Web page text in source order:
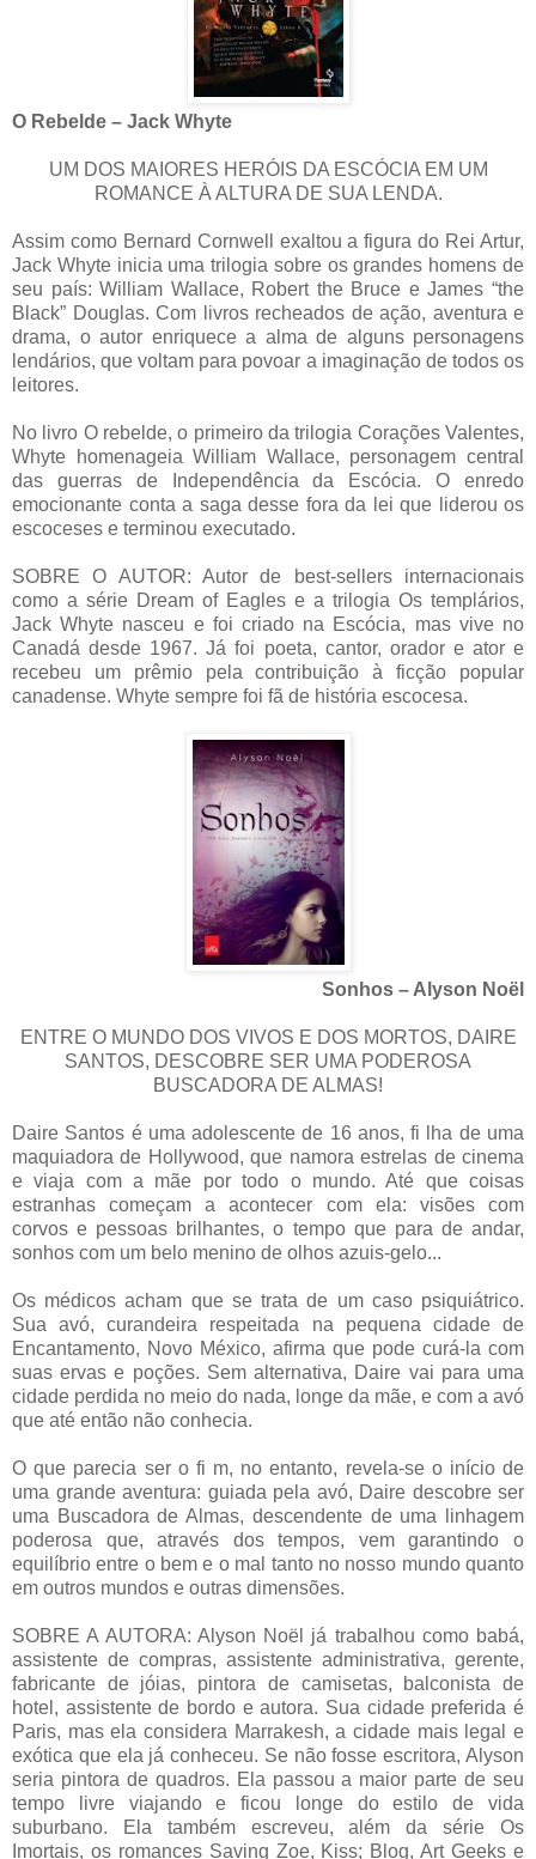
O Rebelde – Jack Whyte
UM DOS MAIORES HERÓIS DA ESCÓCIA EM UM
ROMANCE À ALTURA DE SUA LENDA.
Assim como Bernard Cornwell exaltou a figura do Rei Artur,
Jack Whyte inicia uma trilogia sobre os grandes homens de
seu país: William Wallace, Robert the Bruce e James “the
Black” Douglas. Com livros recheados de ação, aventura e
drama, o autor enriquece a alma de alguns personagens
lendários, que voltam para povoar a imaginação de todos os
leitores.
No livro O rebelde, o primeiro da trilogia Corações Valentes,
Whyte homenageia William Wallace, personagem central
das guerras de Independência da Escócia. O enredo
emocionante conta a saga desse fora da lei que liderou os
escoceses e terminou executado.
SOBRE O AUTOR: Autor de best-sellers internacionais
como a série Dream of Eagles e a trilogia Os templários,
Jack Whyte nasceu e foi criado na Escócia, mas vive no
Canadá desde 1967. Já foi poeta, cantor, orador e ator e
recebeu um prêmio pela contribuição à ficção popular
canadense. Whyte sempre foi fã de história escocesa.
Sonhos – Alyson Noël
ENTRE O MUNDO DOS VIVOS E DOS MORTOS, DAIRE
SANTOS, DESCOBRE SER UMA PODEROSA
BUSCADORA DE ALMAS!
Daire Santos é uma adolescente de 16 anos, fi lha de uma
maquiadora de Hollywood, que namora estrelas de cinema
e viaja com a mãe por todo o mundo. Até que coisas
estranhas começam a acontecer com ela: visões com
corvos e pessoas brilhantes, o tempo que para de andar,
sonhos com um belo menino de olhos azuis-gelo...
Os médicos acham que se trata de um caso psiquiátrico.
Sua avó, curandeira respeitada na pequena cidade de
Encantamento, Novo México, afirma que pode curá-la com
suas ervas e poções. Sem alternativa, Daire vai para uma
cidade perdida no meio do nada, longe da mãe, e com a avó
que até então não conhecia.
O que parecia ser o fi m, no entanto, revela-se o início de
uma grande aventura: guiada pela avó, Daire descobre ser
uma Buscadora de Almas, descendente de uma linhagem
poderosa que, através dos tempos, vem garantindo o
equilíbrio entre o bem e o mal tanto no nosso mundo quanto
em outros mundos e outras dimensões.
SOBRE A AUTORA: Alyson Noël já trabalhou como babá,
assistente de compras, assistente administrativa, gerente,
fabricante de jóias, pintora de camisetas, balconista de
hotel, assistente de bordo e autora. Sua cidade preferida é
Paris, mas ela considera Marrakesh, a cidade mais legal e
exótica que ela já conheceu. Se não fosse escritora, Alyson
seria pintora de quadros. Ela passou a maior parte de seu
tempo livre viajando e ficou longe do estilo de vida
suburbano. Ela também escreveu, além da série Os
Imortais, os romances Saving Zoe, Kiss; Blog, Art Geeks e